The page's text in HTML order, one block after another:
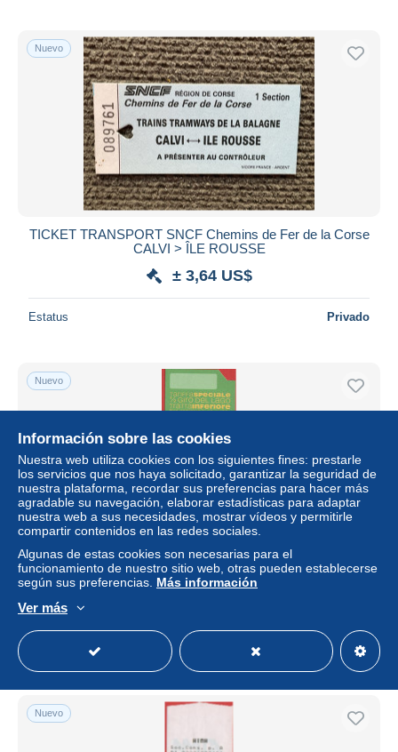
Nuevo
TICKET TRANSPORT SNCF Chemins de Fer de la Corse
CALVI > ÎLE ROUSSE
± 3,64 US$
Estatus Privado
Nuevo
ITALIA - ITALY - ITALIE - Valle Sabbia - Navigazione Lago
d'Idro - Biglietto per mezzo giro del lago - Usato
Privado
Nuevo
Información sobre las cookies
Nuestra web utiliza cookies con los siguientes fines: prestarle
los servicios que nos haya solicitado, garantizar la seguridad de
nuestra plataforma, recordar sus preferencias para hacer más
agradable su navegación, elaborar estadísticas para adaptar
nuestra web a sus necesidades, mostrar vídeos y permitirle
compartir contenidos en las redes sociales.
Algunas de estas cookies son necesarias para el
funcionamiento de nuestro sitio web, otras pueden establecerse
según sus preferencias. Más información
Ver más